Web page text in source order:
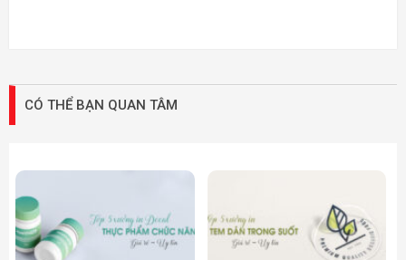
CÓ THỂ BẠN QUAN TÂM